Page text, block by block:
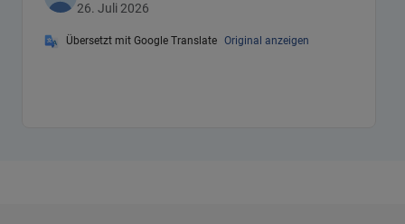
26. Juli 2026
Übersetzt mit Google Translate Original anzeigen